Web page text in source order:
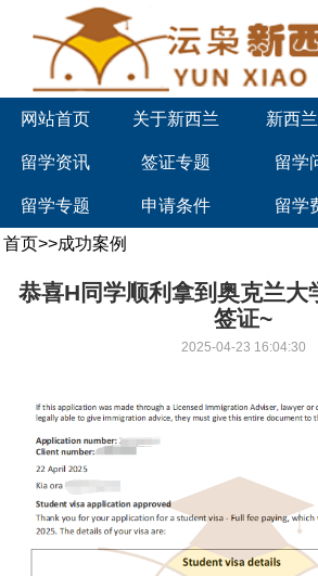
网站首页 关于新西兰 新西
留学资讯 签证专题 留学
留学专题 申请条件 留学
首页>>成功案例
恭喜H同学顺利拿到奥克兰大
签证~
2025-04-23 16:04:30